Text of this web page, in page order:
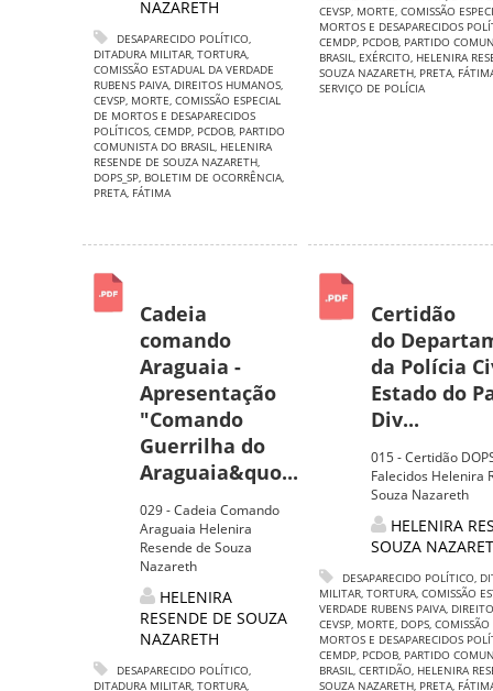
NAZARETH
DESAPARECIDO POLÍTICO,
DITADURA MILITAR, TORTURA,
COMISSÃO ESTADUAL DA VERDADE
RUBENS PAIVA, DIREITOS HUMANOS,
CEVSP, MORTE, COMISSÃO ESPECIAL
DE MORTOS E DESAPARECIDOS
POLÍTICOS, CEMDP, PCDOB, PARTIDO
COMUNISTA DO BRASIL, HELENIRA
RESENDE DE SOUZA NAZARETH,
DOPS_SP, BOLETIM DE OCORRÊNCIA,
PRETA, FÁTIMA
CEVSP, MORTE, COMISSÃO
MORTOS E DESAPARECIDOS
CEMDP, PCDOB, PARTIDO
BRASIL, EXÉRCITO, HELENIRA
SOUZA NAZARETH, PRETA,
SERVIÇO DE POLÍCIA
Cadeia
comando
Araguaia -
Apresentação
"Comando
Guerrilha do
Araguaia&quo...
029 - Cadeia Comando
Araguaia Helenira
Resende de Souza
Nazareth
HELENIRA
RESENDE DE SOUZA
NAZARETH
DESAPARECIDO POLÍTICO,
DITADURA MILITAR, TORTURA,
Certidão
do
da Polícia
Estado do
Div...
015 - Certidão
Falecidos Helenira
Souza Nazareth
HELENIRA
SOUZA
DESAPARECIDO POLÍTICO,
MILITAR, TORTURA, COMISSÃO
VERDADE RUBENS PAIVA,
CEVSP, MORTE, DOPS, COMISSÃO
MORTOS E DESAPARECIDOS
CEMDP, PCDOB, PARTIDO
BRASIL, CERTIDÃO, HELENIRA
SOUZA NAZARETH, PRETA,